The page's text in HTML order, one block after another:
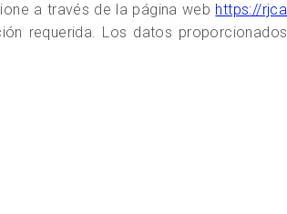
a través de la página web https://
requerida. Los datos